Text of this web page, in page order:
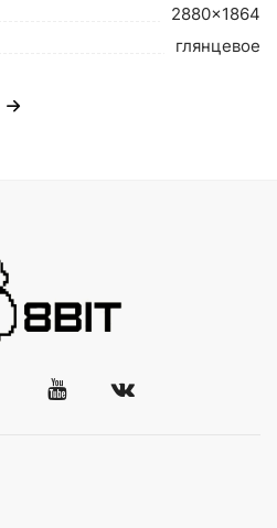
2880x1864
глянцевое